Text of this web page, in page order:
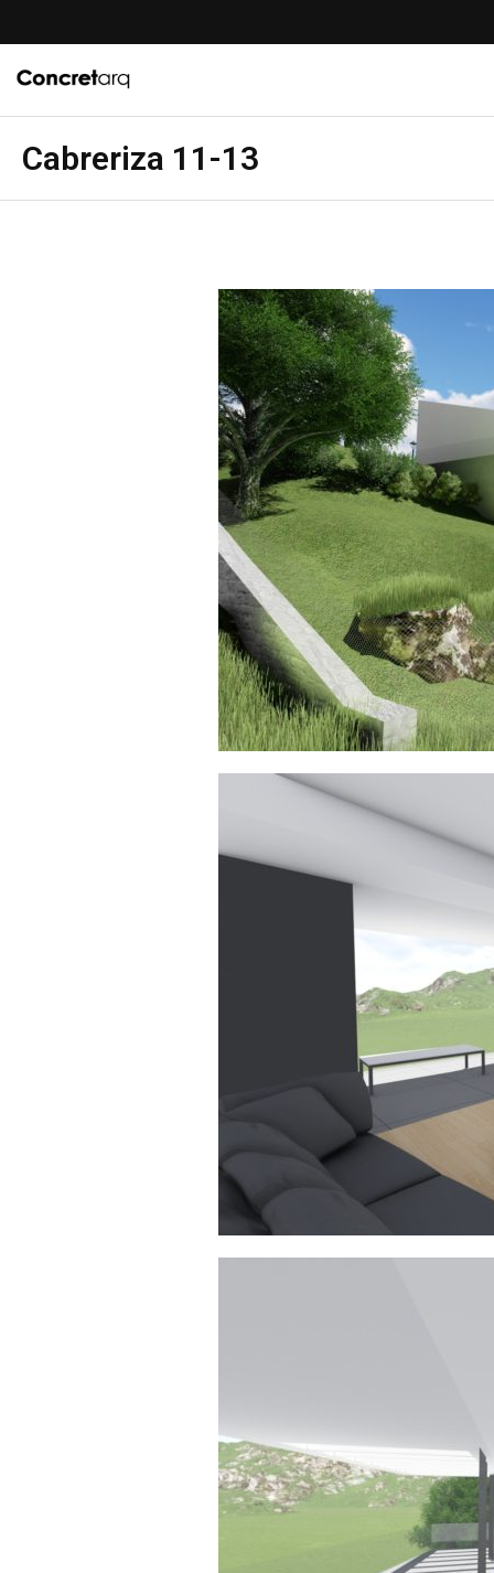
Cabreriza 11-13